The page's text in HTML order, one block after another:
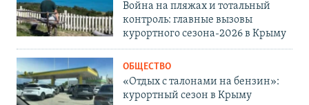
Война на пляжах и тотальный
контроль: главные вызовы
курортного сезона-2026 в Крыму
ОБЩЕСТВО
«Отдых с талонами на бензин»:
курортный сезон в Крыму